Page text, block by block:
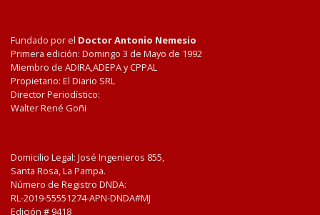
Fundado por el Doctor Antonio Nemesio
Primera edición: Domingo 3 de Mayo de 1992
Miembro de ADIRA,ADEPA y CPPAL
Propietario: El Diario SRL
Director Periodístico:
Walter René Goñi
Domicilio Legal: José Ingenieros 855,
Santa Rosa, La Pampa.
Número de Registro DNDA:
RL-2019-55551274-APN-DNDA#MJ
Edición # 9418